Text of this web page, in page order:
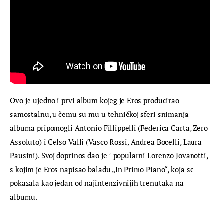
Ovo je ujedno i prvi album kojeg je Eros producirao
samostalnu, u čemu su mu u tehničkoj sferi snimanja
albuma pripomogli Antonio Fillippelli (Federica Carta, Zero
Assoluto) i Celso Valli (Vasco Rossi, Andrea Bocelli, Laura
Pausini). Svoj doprinos dao je i popularni Lorenzo Jovanotti,
s kojim je Eros napisao baladu „In Primo Piano“, koja se
pokazala kao jedan od najintenzivnijih trenutaka na
albumu.